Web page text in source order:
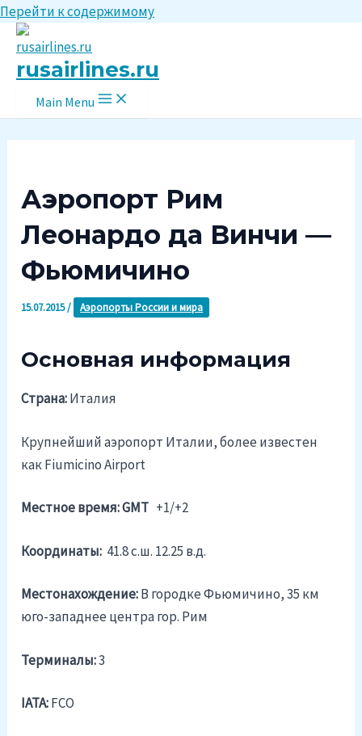
Перейти к содержимому
rusairlines.ru
Main Menu
Аэропорт Рим
Леонардо да Винчи —
Фьюмичино
15.07.2015/ Аэропорты России и мира
Основная информация
Страна:Италия
Крупнейший аэропорт Италии, более известен
как Fiumicino Airport
Местное время: GMT +1/+2
Координаты: 41.8 c.ш. 12.25 в.д.
Местонахождение:В городке Фьюмичино, 35 км
юго-западнее центра гор. Рим
Терминалы:3
IATA:FCO